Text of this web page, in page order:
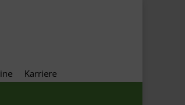
Karriere